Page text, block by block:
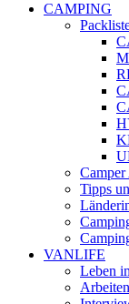
CAMPING
Camper
Tipps
VANLIFE
Leben